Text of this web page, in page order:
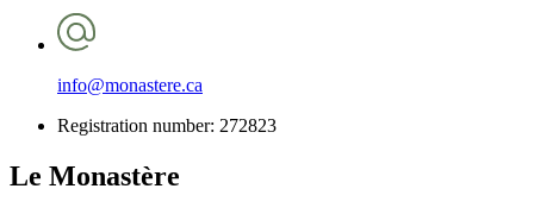
info@monastere.ca
Registration number: 272823
Le Monastère